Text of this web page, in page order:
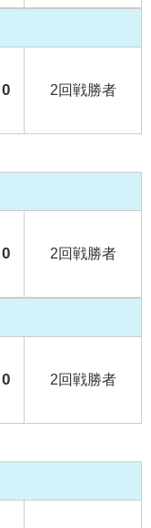
0 2回戦勝者
0 2回戦勝者
0 2回戦勝者